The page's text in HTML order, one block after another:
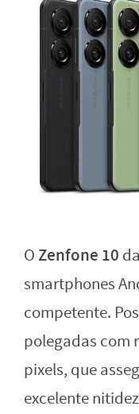
OZenfone 10 da
smartphones
competente.
polegadas com
pixels, que
excelente